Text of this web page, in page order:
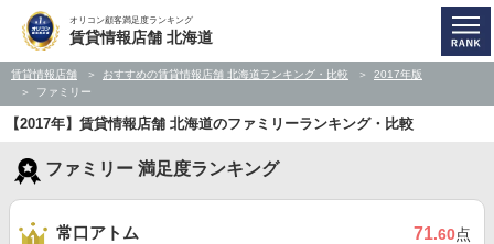
オリコン顧客満足度ランキング
賃貸情報店舗 北海道
賃貸情報店舗 おすすめの賃貸情報店舗 北海道ランキング・比較
2017年版
ファミリー
【2017年】賃貸情報店舗 北海道のファミリーランキング・比較
ファミリー 満足度ランキング
常口アトム 71.60点